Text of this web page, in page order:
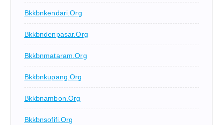
Bkkbnkendari.org
Bkkbndenpasar.org
Bkkbnmataram.org
Bkkbnkupang.org
Bkkbnambon.org
Bkkbnsofifi.org